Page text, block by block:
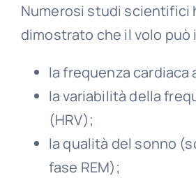
Numerosi studi scientifici
dimostrato che il volo può
la frequenza cardiaca
la variabilità della
(HRV);
la qualità del sonno
fase REM);